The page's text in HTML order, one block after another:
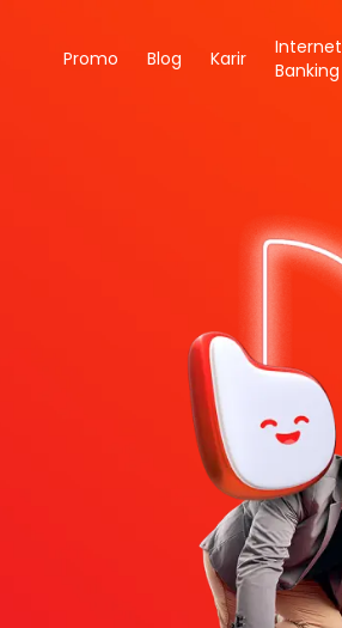
Promo Blog Karir
Internet
Banking